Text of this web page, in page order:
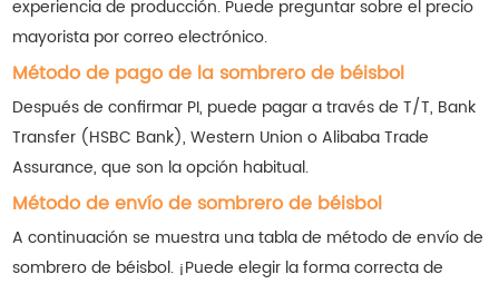
experiencia de producción. Puede preguntar sobre el precio
mayorista por correo electrónico.
Método de pago de la sombrero de béisbol
Después de confirmar PI, puede pagar a través de T/T, Bank
Transfer (HSBC Bank), Western Union o Alibaba Trade
Assurance, que son la opción habitual.
Método de envío de sombrero de béisbol
A continuación se muestra una tabla de método de envío de
sombrero de béisbol. ¡Puede elegir la forma correcta de